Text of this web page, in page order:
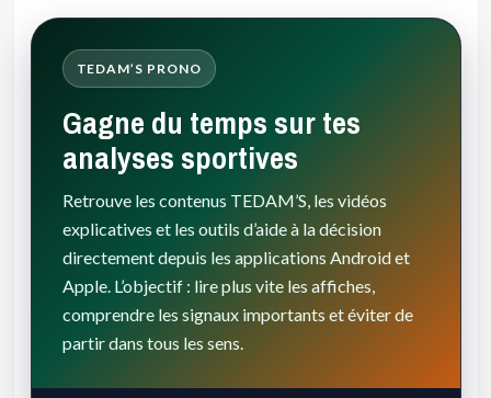
TEDAM’S PRONO
Gagne du temps sur tes
analyses sportives
Retrouve les contenus TEDAM’S, les vidéos
explicatives et les outils d’aide à la décision
directement depuis les applications Android et
Apple. L’objectif : lire plus vite les affiches,
comprendre les signaux importants et éviter de
partir dans tous les sens.